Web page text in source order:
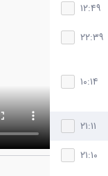
۱۲:۴۹
۲۲:۳۹
۱۰:۱۴
۲۱:۱۱
۲۱:۱۰